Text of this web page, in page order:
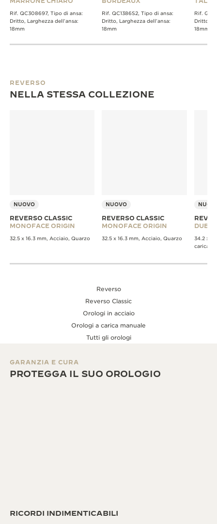
Rif. QC308697, Tipo di ansa:
Dritto, Larghezza dell’ansa:
18mm
Rif. QC1386S2, Tipo di ansa:
Dritto, Larghezza dell’ansa:
18mm
Rif.
Dritto,
18mm
REVERSO
NELLA STESSA COLLEZIONE
NUOVO
REVERSO CLASSIC
MONOFACE ORIGIN
32.5 x 16.3 mm, Acciaio, Quarzo
NUOVO
REVERSO CLASSIC
MONOFACE ORIGIN
32.5 x 16.3 mm, Acciaio, Quarzo
34.2 x
carica
Reverso
Reverso Classic
Orologi in acciaio
Orologi a carica manuale
Tutti gli orologi
GARANZIA E CURA
PROTEGGA IL SUO OROLOGIO
RICORDI INDIMENTICABILI